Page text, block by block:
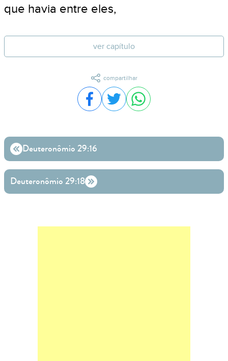
que havia entre eles,
ver capítulo
compartilhar
Compartilhar no Facebook
Compartilhar no Twitter
Compartilhar no
Deuteronômio 29:16
Deuteronômio 29:18